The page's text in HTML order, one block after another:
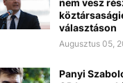
nem vesz
választáson
Augusztus 05,
Panyi